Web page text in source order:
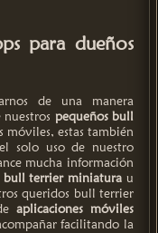
para dueños
de una manera
pequeños bull
móviles, estas también
solo uso de nuestro
mucha información
bull terrier miniatura u
queridos bull terrier
aplicaciones móviles
facilitando la